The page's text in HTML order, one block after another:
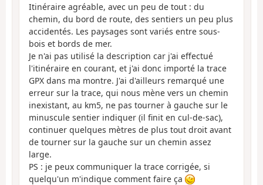
Itinéraire agréable, avec un peu de tout : du
chemin, du bord de route, des sentiers un peu plus
accidentés. Les paysages sont variés entre sous-
bois et bords de mer.
Je n'ai pas utilisé la description car j'ai effectué
l'itinéraire en courant, et j'ai donc importé la trace
GPX dans ma montre. J'ai d'ailleurs remarqué une
erreur sur la trace, qui nous mène vers un chemin
inexistant, au km5, ne pas tourner à gauche sur le
minuscule sentier indiquer (il finit en cul-de-sac),
continuer quelques mètres de plus tout droit avant
de tourner sur la gauche sur un chemin assez
large.
PS : je peux communiquer la trace corrigée, si
quelqu'un m'indique comment faire ça